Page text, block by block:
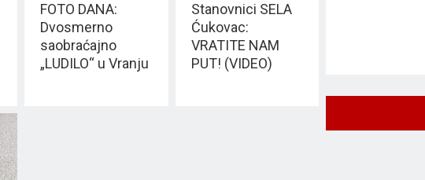
FOTO DANA:
Dvosmerno
saobraćajno
„LUDILO“ u Vranju
Stanovnici SELA
Ćukovac:
VRATITE NAM
PUT! (VIDEO)